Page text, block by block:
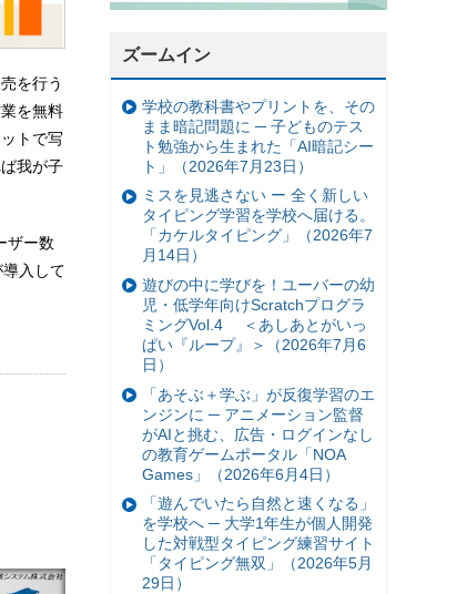
を行う
を無料
トで写
我が子
ザー数
入して
ズームイン
学校の教科書やプリントを、その
まま暗記問題に ─ 子どものテス
ト勉強から生まれた「AI暗記シー
ト」（2026年7月23日）
ミスを見逃さない ー 全く新しい
タイピング学習を学校へ届ける。
「カケルタイピング」（2026年7
月14日）
遊びの中に学びを！ユーバーの幼
児・低学年向けScratchプログラ
ミングVol.4 ＜あしあとがいっ
ぱい『ループ』＞（2026年7月6
日）
「あそぶ＋学ぶ」が反復学習のエ
ンジンに ─ アニメーション監督
がAIと挑む、広告・ログインなし
の教育ゲームポータル「NOA
Games」（2026年6月4日）
「遊んでいたら自然と速くなる」
を学校へ ─ 大学1年生が個人開発
した対戦型タイピング練習サイト
「タイピング無双」（2026年5月
29日）